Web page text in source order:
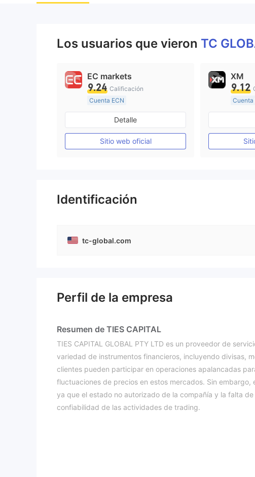
Los usuarios que vieron TC
EC markets
9.24 Calificación
Cuenta ECN
De 10 a 15 años
Supervisión en Australia
Creación Mercado Forex (MM)
Licencia completa de MT4
Detalle
Sitio web oficial
XM
9.12
Cuenta
De 15
Identificación
tc-global.com
Perfil de la empresa
Resumen de TIES CAPITAL
TIES CAPITAL GLOBAL PTY LTD es un proveedor de
variedad de instrumentos financieros, incluyendo divisas,
clientes pueden participar en operaciones apalancadas
fluctuaciones de precios en estos mercados. Sin
ya que el estado no autorizado de la compañía y la falta
confiabilidad de las actividades de trading.
TIES CAPITAL ofrece acceso al mercado de divisas, el